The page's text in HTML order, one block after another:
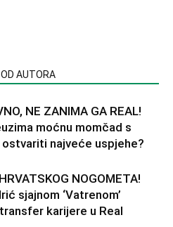
AUTORA
NE ZANIMA GA REAL!
moćnu momčad s
najveće uspjehe?
HRVATSKOG NOGOMETA!
sjajnom ‘Vatrenom’
karijere u Real